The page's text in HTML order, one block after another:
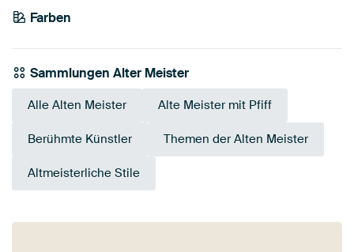
Farben
Salbeigrün
Early Dew
Sammlungen Alter Meister
Alle Alten Meister Alte Meister mit Pfiff
Berühmte Künstler Themen der Alten Meister
Altmeisterliche Stile